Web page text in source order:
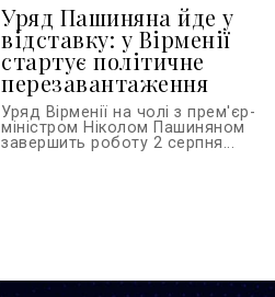
Уряд Пашиняна йде у
відставку: у Вірменії
стартує політичне
перезавантаження
Уряд Вірменії на чолі з прем'єр-
міністром Ніколом Пашиняном
завершить роботу 2 серпня...